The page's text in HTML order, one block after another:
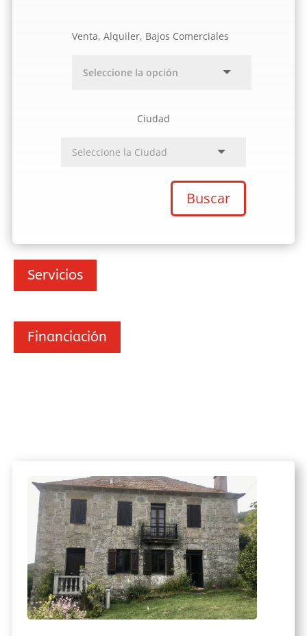
Venta, Alquiler, Bajos Comerciales
Ciudad
Buscar
Servicios
Financiación